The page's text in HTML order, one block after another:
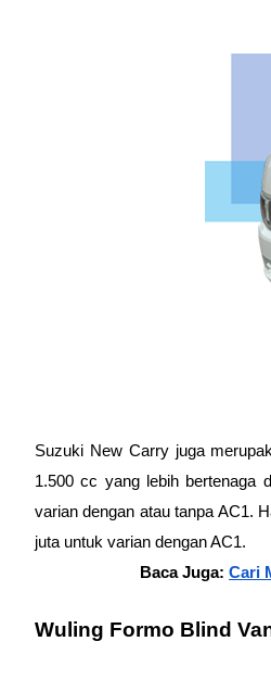
Suzuki New Carry juga
1.500 cc yang lebih bertenaga
varian dengan atau tanpa AC1.
juta untuk varian dengan AC1.
Baca Juga: Cari
Wuling Formo Blind